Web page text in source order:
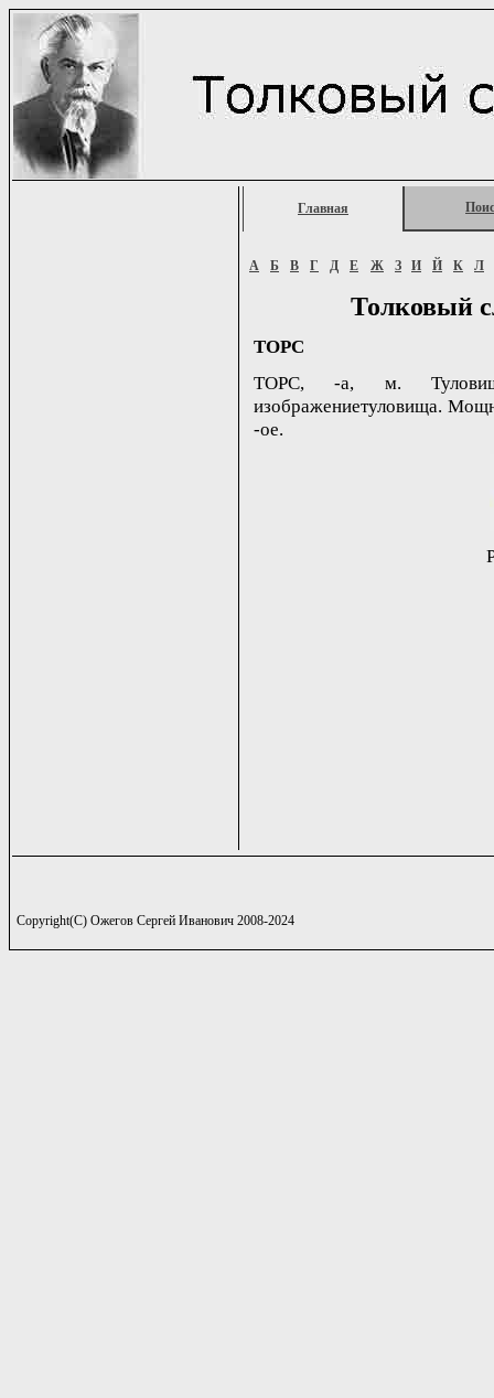
Главная
А Б В Г Д Е Ж З И Й К Л
Толковый
ТОРС
ТОРС, -а, м.
изображениетуловища.
-ое.
Copyright(C) Ожегов Сергей Иванович 2008-2024